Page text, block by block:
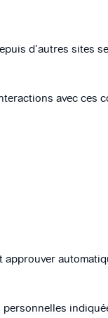
d’autres sites
avec ces
approuver